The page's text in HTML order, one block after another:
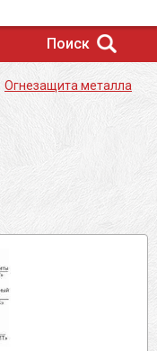
Поиск
Огнезащита металла